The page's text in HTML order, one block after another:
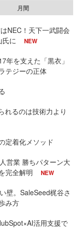
月間
NEC！天下一武闘会
氏に
NEW
年を支えた「黒衣」
テジーの正体
れるのは技術力より
定着化メソッド
営業 勝ちパターン大
完全解明
NEW
壁。SaleSeed梶谷さ
み方
活用支援で